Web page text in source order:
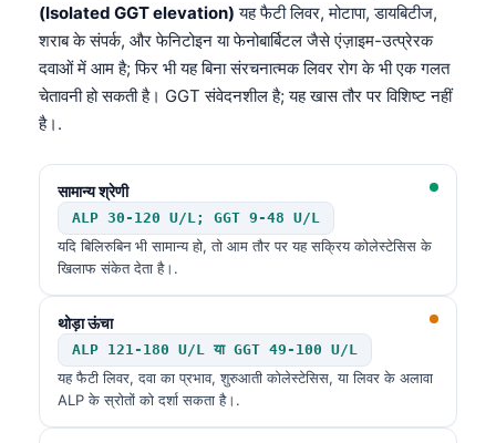
(Isolated GGT elevation) यह फैटी लिवर, मोटापा, डायबिटीज,
शराब के संपर्क, और फेनिटोइन या फेनोबार्बिटल जैसे एंज़ाइम-उत्प्रेरक
दवाओं में आम है; फिर भी यह बिना संरचनात्मक लिवर रोग के भी एक गलत
चेतावनी हो सकती है। GGT संवेदनशील है; यह खास तौर पर विशिष्ट नहीं
है।.
सामान्य श्रेणी
ALP 30-120 U/L; GGT 9-48 U/L
यदि बिलिरुबिन भी सामान्य हो, तो आम तौर पर यह सक्रिय कोलेस्टेसिस के
खिलाफ संकेत देता है।.
थोड़ा ऊंचा
ALP 121-180 U/L या GGT 49-100 U/L
यह फैटी लिवर, दवा का प्रभाव, शुरुआती कोलेस्टेसिस, या लिवर के अलावा
ALP के स्रोतों को दर्शा सकता है।.